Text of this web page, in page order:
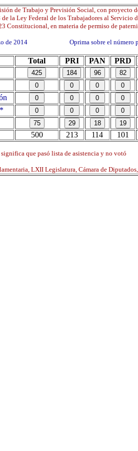
de Trabajo y Previsión Social, con proyecto
la Ley Federal de los Trabajadores al Servicio
Constitucional, en materia de permiso de
de 2014 Oprima sobre el número para
Total PRI PAN PRD
500 213 114 101
que pasó lista de asistencia y no votó
LXII Legislatura, Cámara de